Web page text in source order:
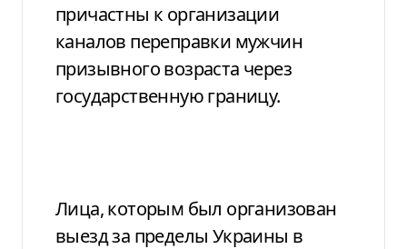
причастны к организации
каналов переправки мужчин
призывного возраста через
государственную границу.
Лица, которым был организован
выезд за пределы Украины в